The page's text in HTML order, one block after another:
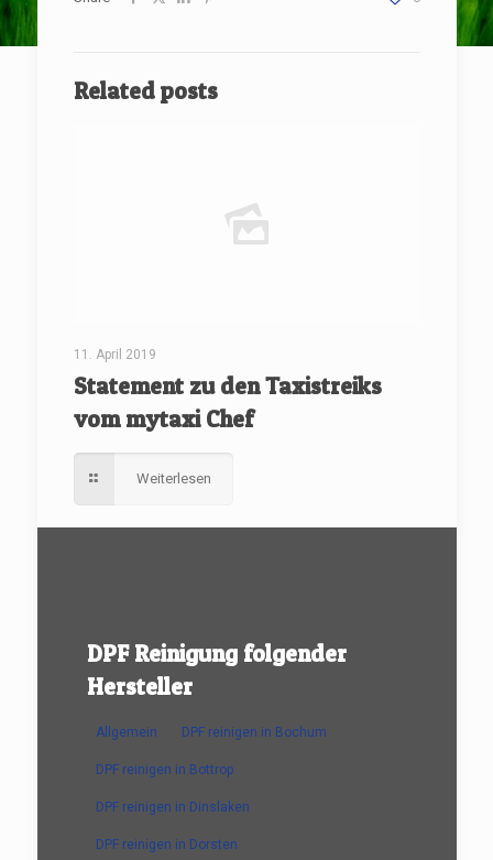
Related posts
11. April 2019
Statement zu den Taxistreiks
vom mytaxi Chef
Weiterlesen
DPF Reinigung folgender
Hersteller
Allgemein DPF reinigen in Bochum
DPF reinigen in Bottrop
DPF reinigen in Dinslaken
DPF reinigen in Dorsten